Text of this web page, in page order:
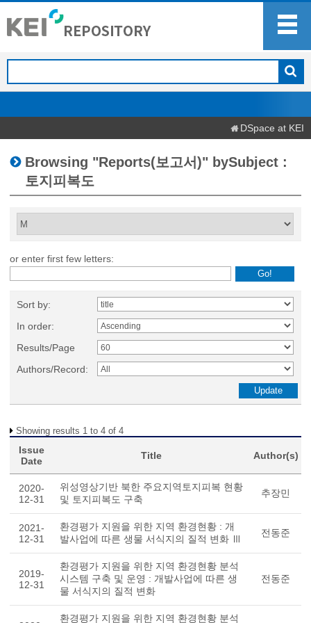
DSpace at KEI
Browsing "Reports(보고서)" bySubject :
토지피복도
or enter first few letters:
Sort by:
In order:
Results/Page
Authors/Record:
Showing results 1 to 4 of 4
Issue
Date
Title Author(s)
2020-
12-31
위성영상기반 북한 주요지역토지피복 현황
및 토지피복도 구축
추장민
2021-
12-31
환경평가 지원을 위한 지역 환경현황 : 개
발사업에 따른 생물 서식지의 질적 변화 Ⅲ
전동준
2019-
12-31
환경평가 지원을 위한 지역 환경현황 분석
시스템 구축 및 운영 : 개발사업에 따른 생
물 서식지의 질적 변화
전동준
환경평가 지원을 위한 지역 환경현황 분석